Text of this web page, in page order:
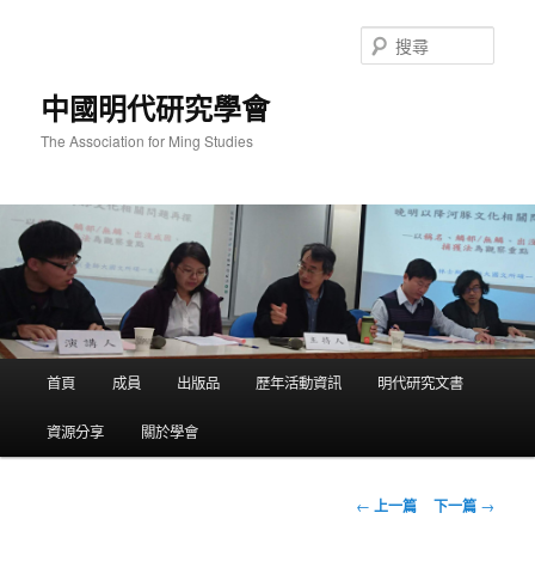
中國明代研究學會
The Association for Ming Studies
尋
首頁 成員 出版品 歷年活動資訊 明代研究文書
資源分享 關於學會
文
← 上一篇 下一篇 →